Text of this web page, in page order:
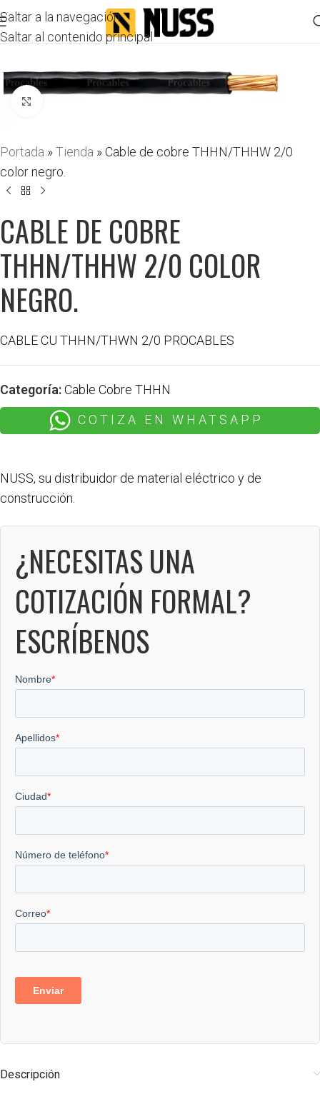
Saltar a la navegación
Saltar al contenido principal
Portada »Tienda »Cable de cobre THHN/THHW 2/0
color negro.
CABLE DE COBRE
THHN/THHW 2/0 COLOR
NEGRO.
CABLE CU THHN/THWN 2/0 PROCABLES
Categoría:Cable Cobre THHN
COTIZA EN WHATSAPP
NUSS, su distribuidor de material eléctrico y de
construcción.
¿NECESITAS UNA
COTIZACIÓN FORMAL?
ESCRÍBENOS
Descripción